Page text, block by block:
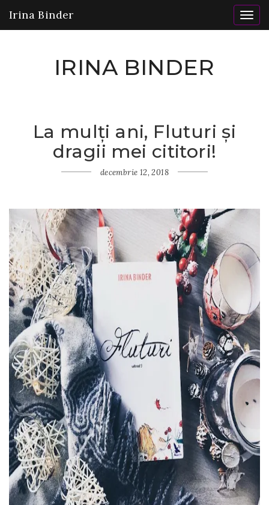
Irina Binder
IRINA BINDER
Home
și
dragii
mei
cititori!
La mulți ani, Fluturi și
dragii mei cititori!
decembrie 12, 2018